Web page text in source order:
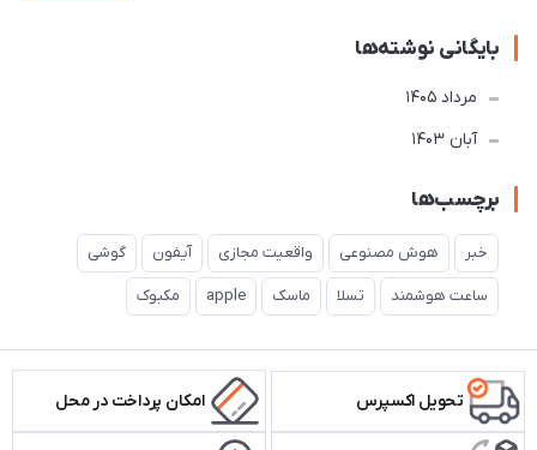
بایگانی نوشته‌ها
مرداد 1405
آبان 1403
برچسب‌ها
خبر هوش مصنوعی واقعیت مجازی آیفون گوشی
ساعت هوشمند تسلا ماسک apple مکبوک
تحویل اکسپرس امکان پرداخت در محل